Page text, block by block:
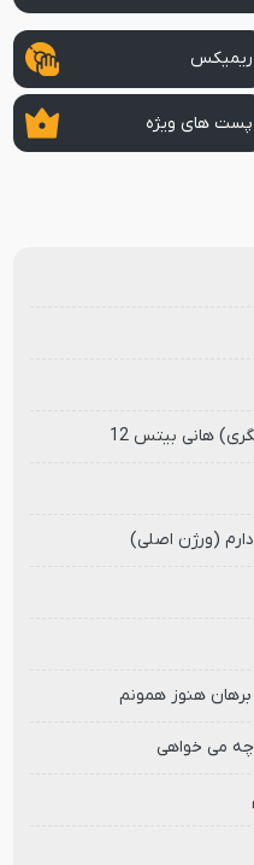
ریمیکس
پست های ویژه
هانی بیتس 12
(ورژن اصلی)
هنوز همونم
چه می خواهی